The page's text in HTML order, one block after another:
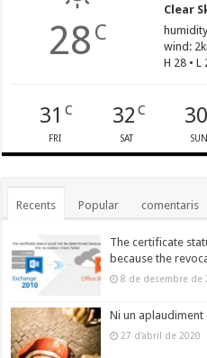
28 C
Clear
wind:
H 28 • L
31 C
FRI
32 C
SAT
30
SUN
Recents Popular comentaris
The certificate
because the
8 de desembre de
Ni un aplaudiment
27 d'abril de 2020